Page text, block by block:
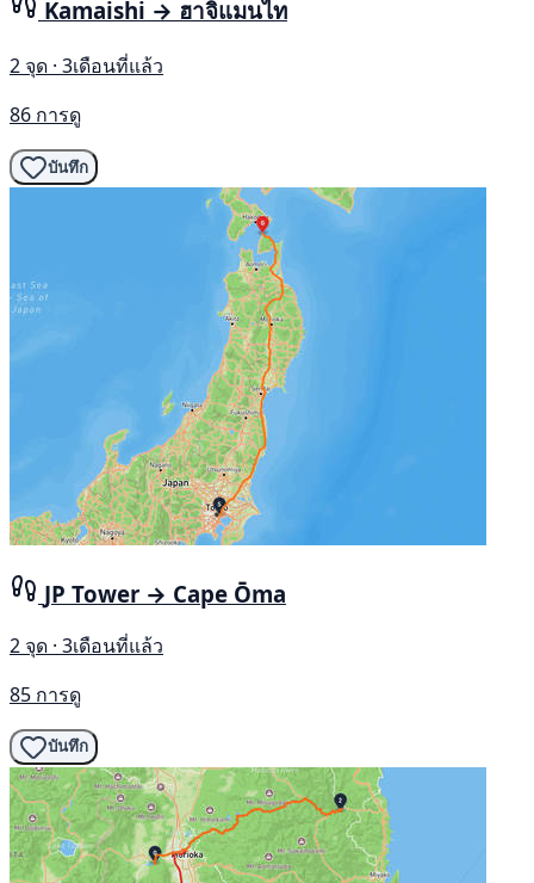
Kamaishi → ฮาจิแมนไท
2 จุด · 3เดือนที่แล้ว
86 การดู
บันทึก
JP Tower → Cape Ōma
2 จุด · 3เดือนที่แล้ว
85 การดู
บันทึก